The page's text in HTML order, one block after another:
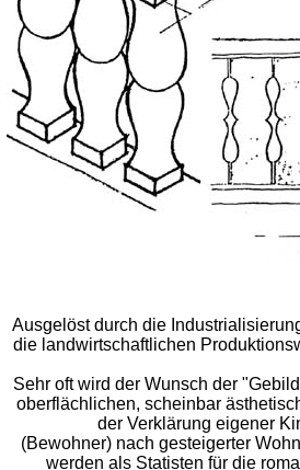
Ausgelöst durch die
die landwirtschaftlichen
Sehr oft wird der Wunsch der
oberflächlichen, scheinbar
der Verklärung eigener
(Bewohner) nach gesteigerter
werden als Statisten für die